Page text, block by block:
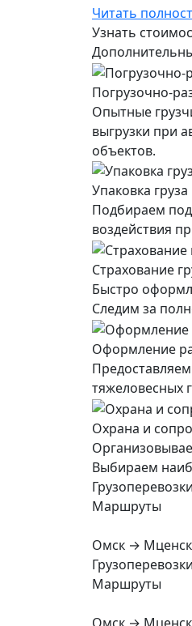
Читать
Узнать
Погрузочно-
Опытные
выгрузки при
объектов.
Упаковка груза
Подбираем
воздействия
Страхование
Быстро
Следим за
Оформление
тяжеловесных
Охрана и
Выбираем
Маршруты
Омск → Мценск
Маршруты
Омск → Мценск